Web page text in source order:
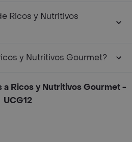
Ricos y Nutritivos
y Nutritivos Gourmet?
a Ricos y Nutritivos Gourmet -
UCG12